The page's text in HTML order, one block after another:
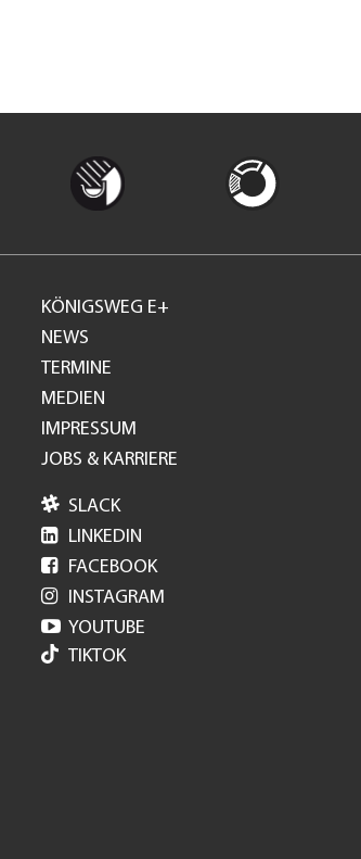
Footer
GH
KÖNIGSWEG E+
NEWS
TERMINE
MEDIEN
IMPRESSUM
JOBS & KARRIERE
 SLACK
 LINKEDIN
 FACEBOOK
 INSTAGRAM
 YOUTUBE
TIKTOK